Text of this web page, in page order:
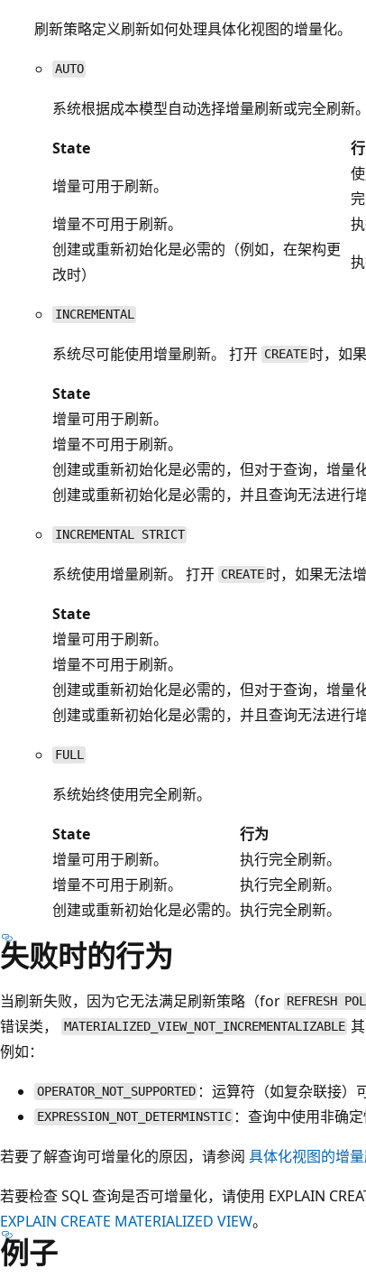
刷新策略定义刷新如何处理具体化视图的增量化。
AUTO
系统根据成本模型自动选择增量刷新或完全刷新。
State
增量可用于刷新。
完
增量不可用于刷新。
创建或重新初始化是必需的（例如，在架构更
改时）
INCREMENTAL
系统尽可能使用增量刷新。 打开 CREATE 时，如
State
增量可用于刷新。
增量不可用于刷新。
创建或重新初始化是必需的，但对于查询，增量
创建或重新初始化是必需的，并且查询无法进行增
INCREMENTAL STRICT
系统使用增量刷新。 打开 CREATE 时，如果无法
State
增量可用于刷新。
增量不可用于刷新。
创建或重新初始化是必需的，但对于查询，增量
创建或重新初始化是必需的，并且查询无法进行增
FULL
系统始终使用完全刷新。
State
行为
增量可用于刷新。
执行完全刷新。
增量不可用于刷新。
执行完全刷新。
创建或重新初始化是必需的。 执行完全刷新。
失败时的行为
当刷新失败，因为它无法满足刷新策略（for REFRESH
错误类，
MATERIALIZED_VIEW_NOT_INCREMENTALIZABLE
例如：
OPERATOR_NOT_SUPPORTED ：运算符（如复杂联接）
EXPRESSION_NOT_DETERMINSTIC ：查询中使用非确
若要了解查询可增量化的原因，请参阅 具体化视图的增
若要检查 SQL 查询是否可增量化，请使用 EXPLAIN
EXPLAIN CREATE MATERIALIZED VIEW。
例子